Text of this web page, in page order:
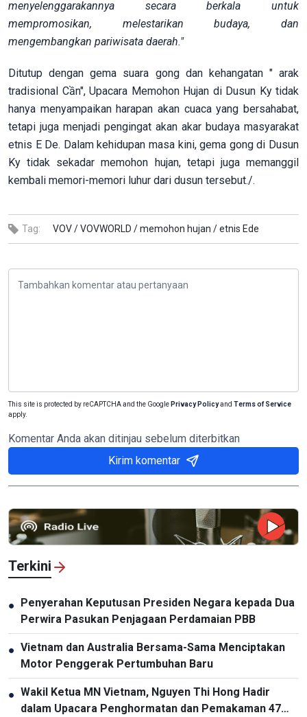
menyelenggarakannya secara berkala untuk
mempromosikan, melestarikan budaya, dan
mengembangkan pariwisata daerah."
Ditutup dengan gema suara gong dan kehangatan " arak
tradisional Cần", Upacara Memohon Hujan di Dusun Ky tidak
hanya menyampaikan harapan akan cuaca yang bersahabat,
tetapi juga menjadi pengingat akan akar budaya masyarakat
etnis E De. Dalam kehidupan masa kini, gema gong di Dusun
Ky tidak sekadar memohon hujan, tetapi juga memanggil
kembali memori-memori luhur dari dusun tersebut./.
Tag: VOV /VOVWORLD /memohon hujan /etnis Ede
This site is protected by reCAPTCHA and the Google Privacy Policyand Terms of Service
apply.
Komentar Anda akan ditinjau sebelum diterbitkan
Kirim komentar
Terkini
● Penyerahan Keputusan Presiden Negara kepada Dua
Perwira Pasukan Penjagaan Perdamaian PBB
● Vietnam dan Australia Bersama-Sama Menciptakan
Motor Penggerak Pertumbuhan Baru
● Wakil Ketua MN Vietnam, Nguyen Thi Hong Hadir
dalam Upacara Penghormatan dan Pemakaman 47